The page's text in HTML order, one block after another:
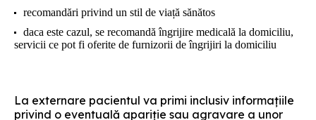
recomandări privind un stil de viață sănătos
daca este cazul, se recomandă îngrijire medicală la domiciliu,
servicii ce pot fi oferite de furnizorii de îngrijiri la domiciliu
La externare pacientul va primi inclusiv informațiile
privind o eventuală apariție sau agravare a unor